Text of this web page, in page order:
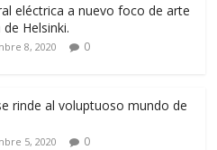
eléctrica a nuevo foco de arte
Helsinki.
8, 2020 0
rinde al voluptuoso mundo de
5, 2020 0